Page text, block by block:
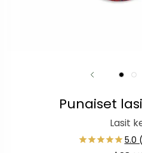
Punaiset
Lasit